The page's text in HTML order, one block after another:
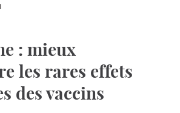
: mieux
les rares effets
des vaccins